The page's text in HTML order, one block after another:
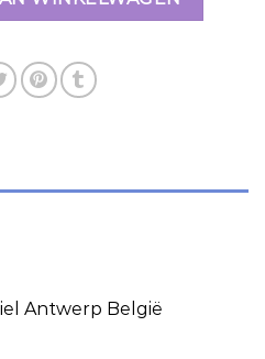
Antwerp België